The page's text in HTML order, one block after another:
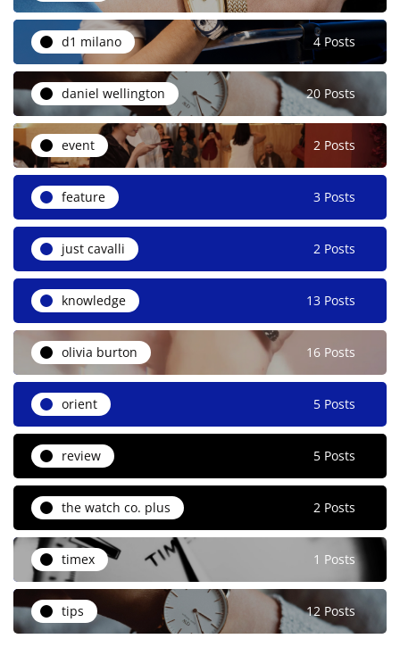
d1 milano 4 Posts
daniel wellington 20 Posts
event 2 Posts
feature 3 Posts
just cavalli 2 Posts
knowledge 13 Posts
olivia burton 16 Posts
orient 5 Posts
review 5 Posts
the watch co. plus 2 Posts
timex 1 Posts
tips 12 Posts